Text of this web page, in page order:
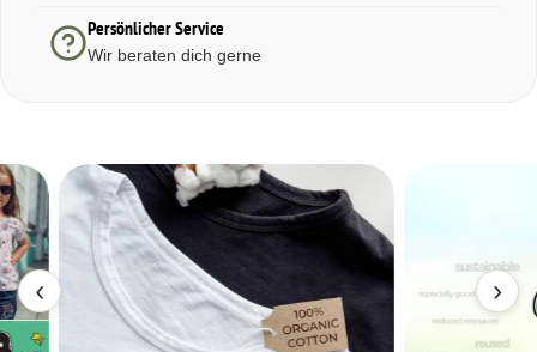
Persönlicher Service
Wir beraten dich gerne
‹ ›